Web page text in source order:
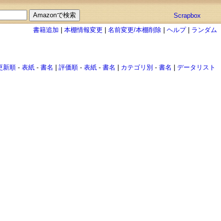
Scrapbox
書籍追加 |本棚情報変更 |名前変更/本棚削除 |ヘルプ| ランダム
新順 -表紙 -書名 |評価順 -表紙 -書名 カテゴリ別 -書名 |データリスト